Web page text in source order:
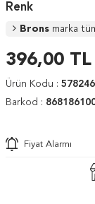
Renk
Brons marka
396,00 TL
Ürün Kodu :
Barkod :
Fiyat Alarmı